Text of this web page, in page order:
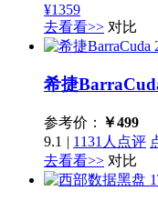
¥1359
去看看>> 对比
希捷
参考价： ￥499
9.1 | 1131人点评
去看看>> 对比